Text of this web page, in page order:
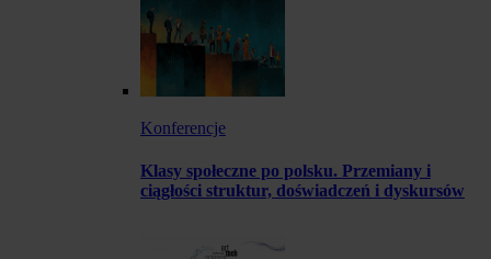
Konferencje
Klasy społeczne po polsku. Przemiany i
ciągłości struktur, doświadczeń i dyskursów